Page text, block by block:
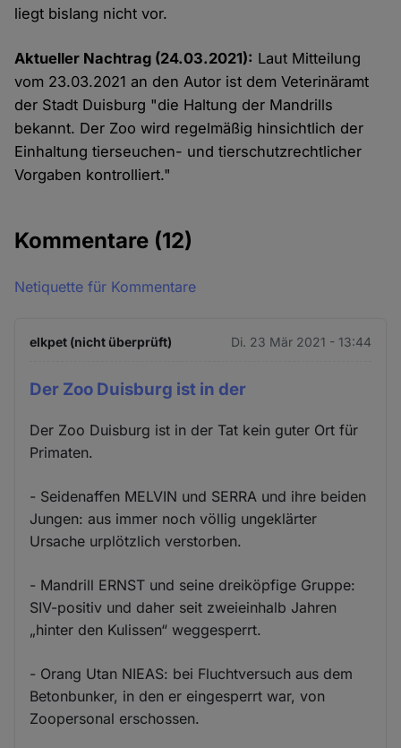
liegt bislang nicht vor.
Aktueller Nachtrag (24.03.2021): Laut Mitteilung
vom 23.03.2021 an den Autor ist dem Veterinäramt
der Stadt Duisburg "die Haltung der Mandrills
bekannt. Der Zoo wird regelmäßig hinsichtlich der
Einhaltung tierseuchen- und tierschutzrechtlicher
Vorgaben kontrolliert."
Kommentare (12)
Netiquette für Kommentare
elkpet (nicht überprüft) Di. 23 Mär 2021 - 13:44
Der Zoo Duisburg ist in der
Der Zoo Duisburg ist in der Tat kein guter Ort für
Primaten.
- Seidenaffen MELVIN und SERRA und ihre beiden
Jungen: aus immer noch völlig ungeklärter
Ursache urplötzlich verstorben.
- Mandrill ERNST und seine dreiköpfige Gruppe:
SIV-positiv und daher seit zweieinhalb Jahren
„hinter den Kulissen“ weggesperrt.
- Orang Utan NIEAS: bei Fluchtversuch aus dem
Betonbunker, in den er eingesperrt war, von
Zoopersonal erschossen.